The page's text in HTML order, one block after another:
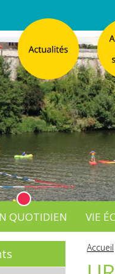
QUOTIDIEN VIE
Accueil